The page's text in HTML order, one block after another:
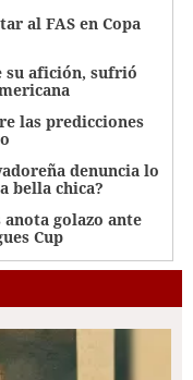
al FAS en Copa
su afición, sufrió
las predicciones
denuncia lo
bella chica?
anota golazo ante
Cup